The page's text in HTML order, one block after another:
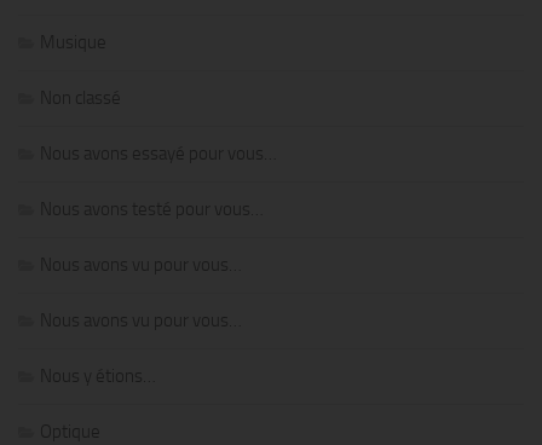
Musique
Non classé
Nous avons essayé pour vous…
Nous avons testé pour vous…
Nous avons vu pour vous…
Nous avons vu pour vous…
Nous y étions…
Optique